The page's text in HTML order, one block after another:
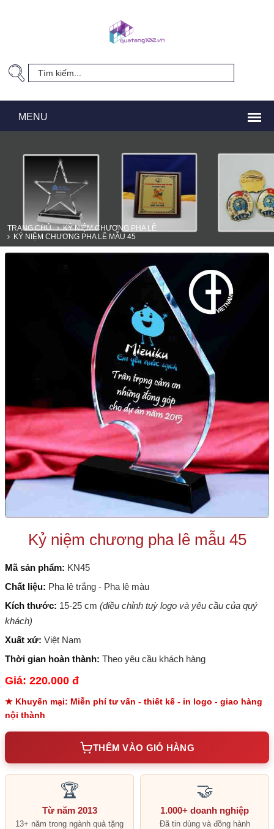
TRANG CHỦ
KỶ NIỆM CHƯƠNG PHA LÊ
KỶ NIỆM CHƯƠNG PHA LÊ MẪU 45
Kỷ niệm chương pha lê mẫu 45
Mã sản phẩm: KN45
Chất liệu: Pha lê trắng - Pha lê màu
Kích thước: 15-25 cm (điều chỉnh tuỳ logo và yêu cầu của quý
khách)
Xuất xứ: Việt Nam
Thời gian hoàn thành: Theo yêu cầu khách hàng
Giá: 220.000 đ
★ Khuyến mại: Miễn phí tư vấn - thiết kế - in logo - giao hàng
nội thành
THÊM VÀO GIỎ HÀNG
🏆
Từ năm 2013
13+ năm trong ngành quà tặng
🤝
1.000+ doanh nghiệp
Đã tin dùng và đồng hành